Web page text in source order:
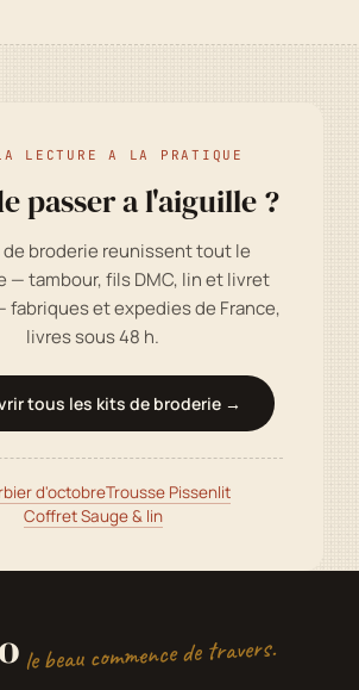
LECTURE A LA PRATIQUE
passer a l'aiguille ?
de broderie reunissent tout le
— tambour, fils DMC, lin et livret
fabriques et expedies de France,
livres sous 48 h.
tous les kits de broderie →
d'octobreTrousse Pissenlit
Coffret Sauge & lin
le beau commence de travers.